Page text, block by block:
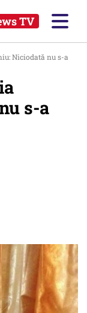
TV
Niciodată nu s-a
s-a